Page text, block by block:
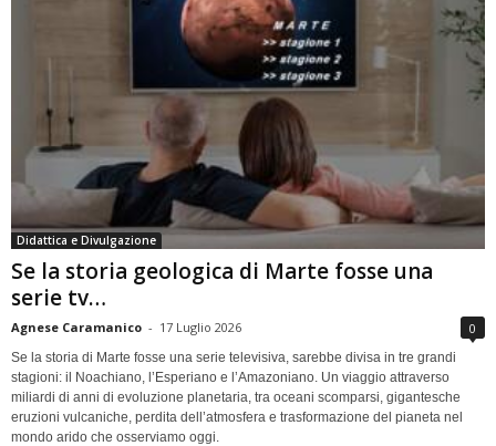
Didattica e Divulgazione
Se la storia geologica di Marte fosse una
serie tv…
Agnese Caramanico - 17 Luglio 2026 0
Se la storia di Marte fosse una serie televisiva, sarebbe divisa in tre grandi
stagioni: il Noachiano, l’Esperiano e l’Amazoniano. Un viaggio attraverso
miliardi di anni di evoluzione planetaria, tra oceani scomparsi, gigantesche
eruzioni vulcaniche, perdita dell’atmosfera e trasformazione del pianeta nel
mondo arido che osserviamo oggi.